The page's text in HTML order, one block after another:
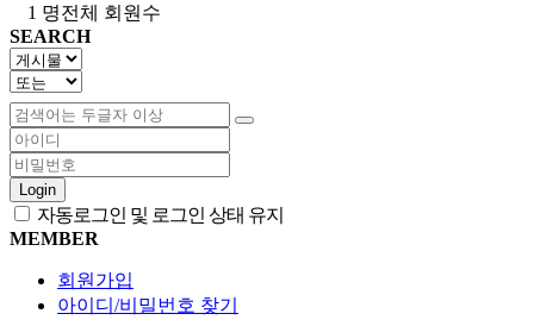
1 명전체 회원수
SEARCH
Login
자동로그인 및 로그인 상태 유지
MEMBER
회원가입
아이디/비밀번호 찾기